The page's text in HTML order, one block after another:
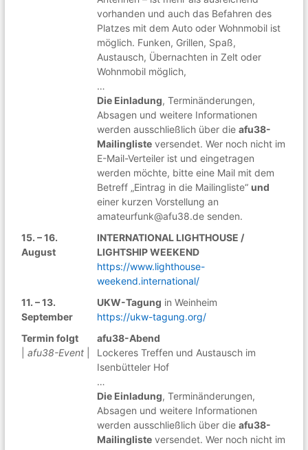
vorhanden und auch das Befahren des
Platzes mit dem Auto oder Wohnmobil ist
möglich. Funken, Grillen, Spaß,
Austausch, Übernachten in Zelt oder
Wohnmobil möglich,
…
Die Einladung, Terminänderungen,
Absagen und weitere Informationen
werden ausschließlich über dieafu38-
Mailingliste versendet. Wer noch nicht im
E-Mail-Verteiler ist und eingetragen
werden möchte, bitte eine Mail mit dem
Betreff „Eintrag in die Mailingliste“und
einer kurzen Vorstellung an
amateurfunk@afu38.de senden.
15. – 16.
August
INTERNATIONAL LIGHTHOUSE /
LIGHTSHIP WEEKEND
https://www.lighthouse-
weekend.international/
11. – 13.
September
UKW-Tagung in Weinheim
https://ukw-tagung.org/
Termin folgt
|afu38-Event
afu38-Abend
Lockeres Treffen und Austausch im
Isenbütteler Hof
…
Die Einladung, Terminänderungen,
Absagen und weitere Informationen
werden ausschließlich über dieafu38-
Mailingliste versendet. Wer noch nicht im